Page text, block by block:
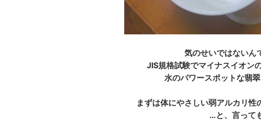
気のせいではないん
JIS規格試験でマイナスイオン
水のパワースポットな翡
まずは体にやさしい弱アルカリ性
…と、言って